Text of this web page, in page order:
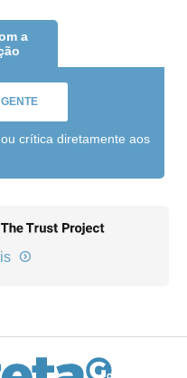
a
crítica diretamente aos